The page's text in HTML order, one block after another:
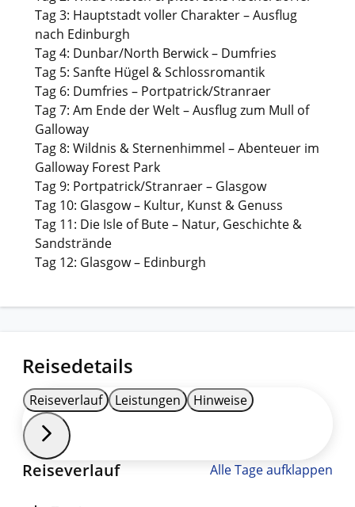
Tag 3: Hauptstadt voller Charakter – Ausflug
nach Edinburgh
Tag 4: Dunbar/North Berwick – Dumfries
Tag 5: Sanfte Hügel & Schlossromantik
Tag 6: Dumfries – Portpatrick/Stranraer
Tag 7: Am Ende der Welt – Ausflug zum Mull of
Galloway
Tag 8: Wildnis & Sternenhimmel – Abenteuer im
Galloway Forest Park
Tag 9: Portpatrick/Stranraer – Glasgow
Tag 10: Glasgow – Kultur, Kunst & Genuss
Tag 11: Die Isle of Bute – Natur, Geschichte &
Sandstrände
Tag 12: Glasgow – Edinburgh
Reisedetails
Reiseverlauf Leistungen Hinweise
Reiseverlauf Alle Tage aufklappen